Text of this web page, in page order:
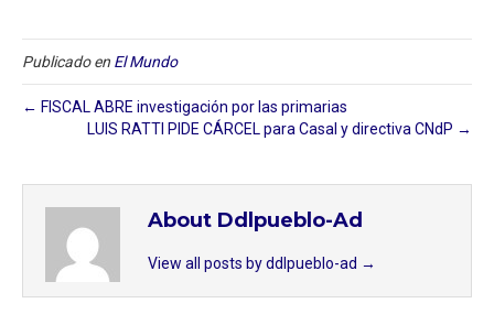
Publicado en El Mundo
← FISCAL ABRE investigación por las primarias
LUIS RATTI PIDE CÁRCEL para Casal y directiva CNdP →
About Ddlpueblo-Ad
View all posts by ddlpueblo-ad →